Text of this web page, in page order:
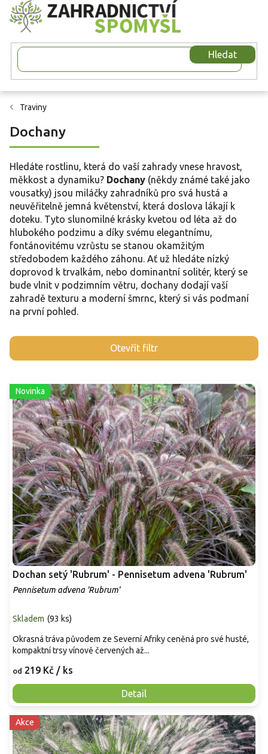
Přejít
na
obsah
Hledat
Traviny
Dochany
Hledáte rostlinu, která do vaší zahrady vnese hravost,
měkkost a dynamiku? Dochany (někdy známé také jako
vousatky) jsou miláčky zahradníků pro svá hustá a
neuvěřitelně jemná květenství, která doslova lákají k
doteku. Tyto slunomilné krásky kvetou od léta až do
hlubokého podzimu a díky svému elegantnímu,
fontánovitému vzrůstu se stanou okamžitým
středobodem každého záhonu. Ať už hledáte nízký
doprovod k trvalkám, nebo dominantní solitér, který se
bude vlnit v podzimním větru, dochany dodají vaší
zahradě texturu a moderní šmrnc, který si vás podmaní
na první pohled.
Otevřít filtr
V
ý
i
p
r
o
d
u
k
t
ů
Novinka
Dochan setý 'Rubrum' - Pennisetum advena 'Rubrum'
Pennisetum advena 'Rubrum'
Skladem (93 ks)
od 219 Kč / ks
Detail
Okrasná tráva původem ze Severní Afriky ceněná pro své husté,
kompaktní trsy vínově červených až...
Akce